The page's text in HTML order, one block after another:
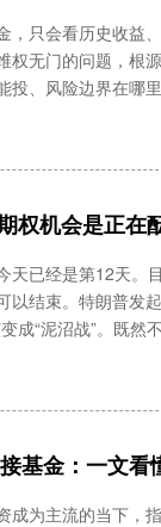
，只会看历史收益
权无门的问题，根
投、风险边界在哪
权机会是正在
天已经是第12天。
以结束。特朗普发
成“泥沼战”。既
基金：一文
成为主流的当下，